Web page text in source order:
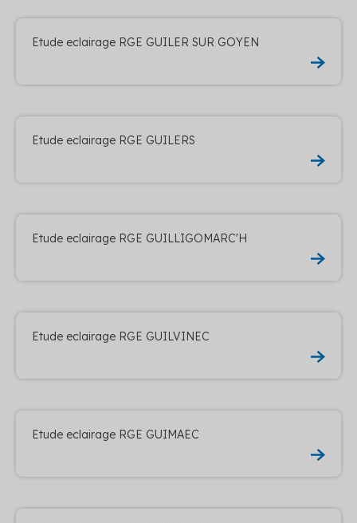
Etude eclairage RGE GUILER SUR GOYEN
Etude eclairage RGE GUILERS
Etude eclairage RGE GUILLIGOMARC'H
Etude eclairage RGE GUILVINEC
Etude eclairage RGE GUIMAEC